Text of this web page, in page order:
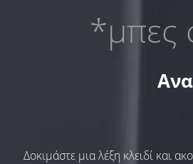
*μπες
Δοκιμάστε μια λέξη κλειδί και